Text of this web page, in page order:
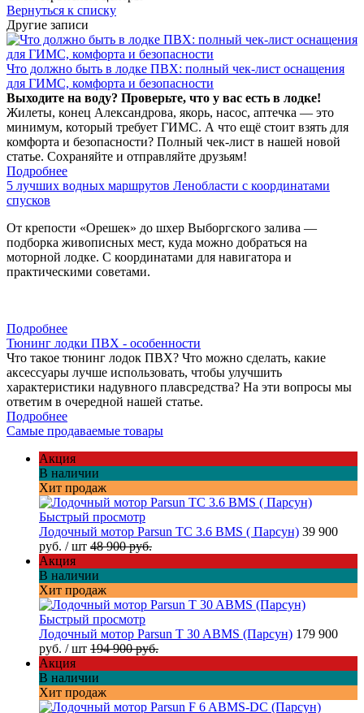
Вернуться к списку
Другие записи
Что должно быть в лодке ПВХ: полный чек-лист оснащения
для ГИМС, комфорта и безопасности
Выходите на воду? Проверьте, что у вас есть в лодке!
Жилеты, конец Александрова, якорь, насос, аптечка — это
минимум, который требует ГИМС. А что ещё стоит взять для
комфорта и безопасности? Полный чек-лист в нашей новой
статье. Сохраняйте и отправляйте друзьям!
Подробнее
5 лучших водных маршрутов Ленобласти с координатами
спусков
От крепости «Орешек» до шхер Выборгского залива —
подборка живописных мест, куда можно добраться на
моторной лодке. С координатами для навигатора и
практическими советами.
Подробнее
Тюнинг лодки ПВХ - особенности
Что такое тюнинг лодок ПВХ? Что можно сделать, какие
аксессуары лучше использовать, чтобы улучшить
характеристики надувного плавсредства? На эти вопросы мы
ответим в очередной нашей статье.
Подробнее
Самые продаваемые товары
Акция
В наличии
Хит продаж
Быстрый просмотр
Лодочный мотор Parsun TC 3.6 BMS ( Парсун) 39 900
руб. / шт 48 900 руб.
Акция
В наличии
Хит продаж
Быстрый просмотр
Лодочный мотор Parsun T 30 ABMS (Парсун) 179 900
руб. / шт 194 900 руб.
Акция
В наличии
Хит продаж